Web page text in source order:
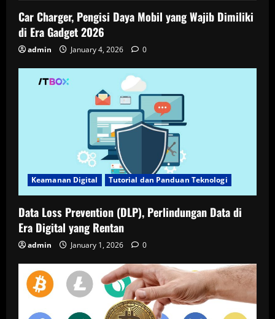
Car Charger, Pengisi Daya Mobil yang Wajib Dimiliki
di Era Gadget 2026
admin January 4, 2026 0
Keamanan Digital Tutorial dan Panduan Teknologi
Data Loss Prevention (DLP), Perlindungan Data di
Era Digital yang Rentan
admin January 1, 2026 0